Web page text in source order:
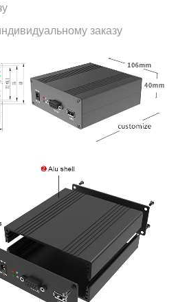
заказу